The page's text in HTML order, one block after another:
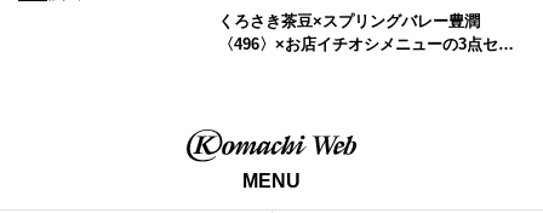
くろさき茶豆×スプリングバレー豊潤
〈496〉×お店イチオシメニューの3点セッ
MENU